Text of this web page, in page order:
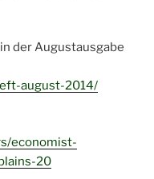
der Augustausgabe
august-2014/
economist-
20